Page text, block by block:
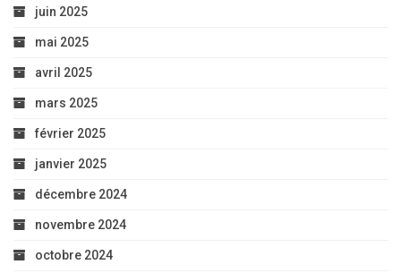
juin 2025
mai 2025
avril 2025
mars 2025
février 2025
janvier 2025
décembre 2024
novembre 2024
octobre 2024